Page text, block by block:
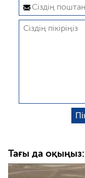
Тағы да оқыңыз: